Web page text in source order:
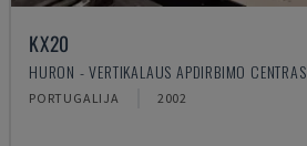
KX20
HURON - VERTIKALAUS APDIRBIMO CENTRAS
PORTUGALIJA 2002